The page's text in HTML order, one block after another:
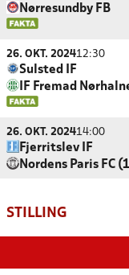
Nørresundby FB
26. OKT. 202412:30
Sulsted IF
IF Fremad
26. OKT. 202414:00
Fjerritslev IF
Nordens Paris FC
STILLING